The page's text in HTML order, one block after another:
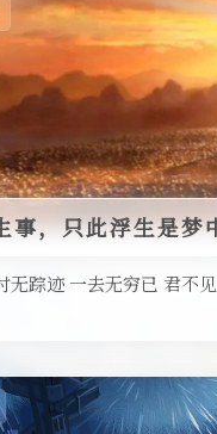
事，只此浮生是梦
无踪迹 一去无穷已 君不